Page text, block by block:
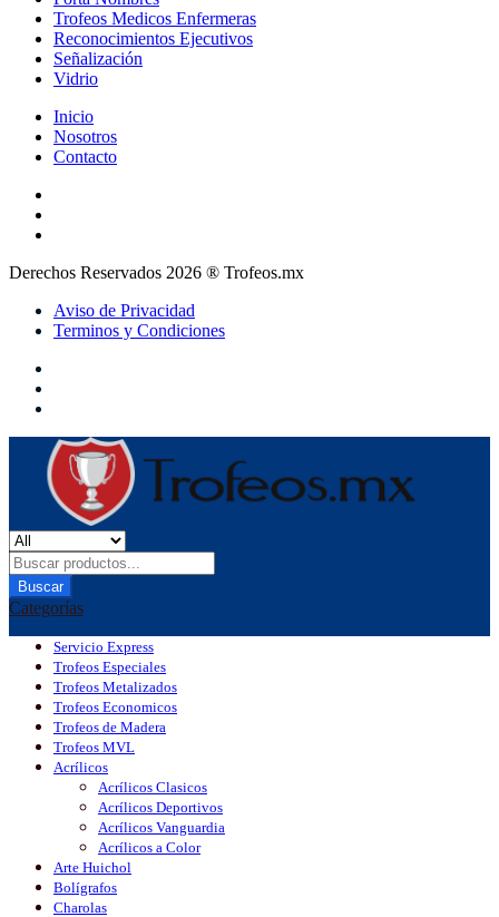
Trofeos Medicos Enfermeras
Reconocimientos Ejecutivos
Señalización
Vidrio
Inicio
Nosotros
Contacto
Derechos Reservados 2026 ® Trofeos.mx
Aviso de Privacidad
Terminos y Condiciones
Buscar
Categorías
Servicio Express
Trofeos Especiales
Trofeos Metalizados
Trofeos Economicos
Trofeos de Madera
Trofeos MVL
Acrílicos
Acrílicos Clasicos
Acrílicos Deportivos
Acrílicos Vanguardia
Acrílicos a Color
Arte Huichol
Bolígrafos
Charolas